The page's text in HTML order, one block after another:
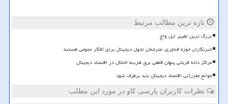
تازه ترین مطالب مرتبط
بزرگ ترین تغییر اپل واچ
خبرنگاران حوزه فناوری، مترجمان تحول دیجیتال برای افکار عمومی هستند
مراکز داده قربانی پنهان قطعی برق هزینه اختلال در اقتصاد دیجیتال
موانع مقرراتی اقتصاد دیجیتال باید برطرف شود
نظرات کاربران پارسی کاو در مورد این مطلب